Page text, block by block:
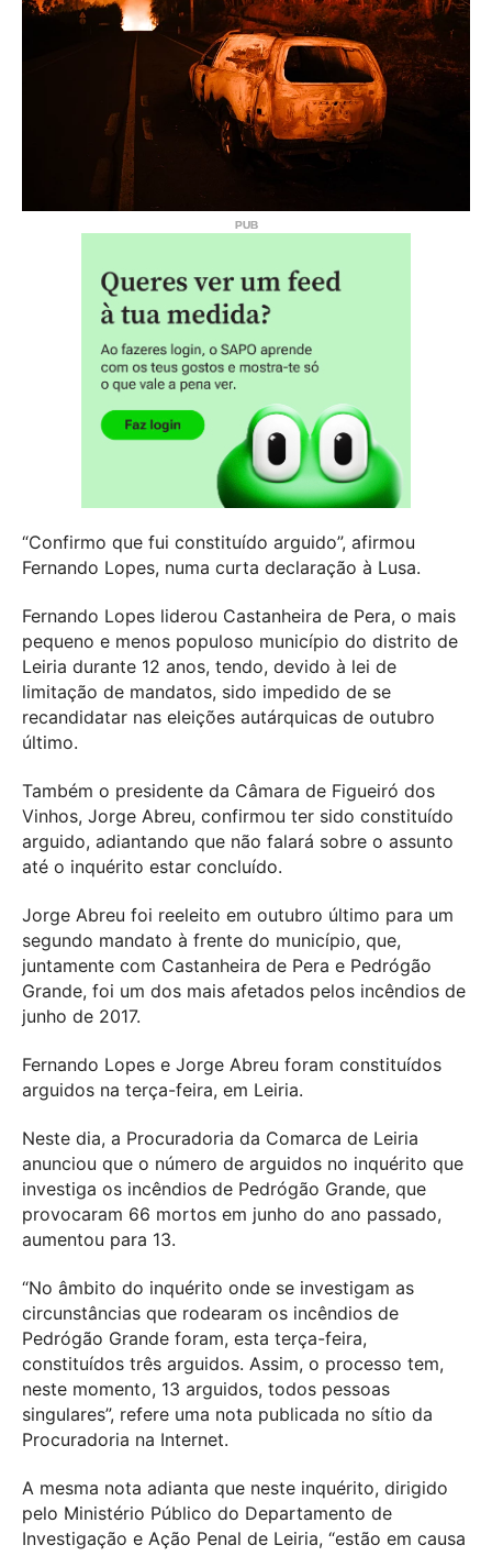
“Confirmo que fui constituído arguido”, afirmou
Fernando Lopes, numa curta declaração à Lusa.
Fernando Lopes liderou Castanheira de Pera, o mais
pequeno e menos populoso município do distrito de
Leiria durante 12 anos, tendo, devido à lei de
limitação de mandatos, sido impedido de se
recandidatar nas eleições autárquicas de outubro
último.
Também o presidente da Câmara de Figueiró dos
Vinhos, Jorge Abreu, confirmou ter sido constituído
arguido, adiantando que não falará sobre o assunto
até o inquérito estar concluído.
Jorge Abreu foi reeleito em outubro último para um
segundo mandato à frente do município, que,
juntamente com Castanheira de Pera e Pedrógão
Grande, foi um dos mais afetados pelos incêndios de
junho de 2017.
Fernando Lopes e Jorge Abreu foram constituídos
arguidos na terça-feira, em Leiria.
Neste dia, a Procuradoria da Comarca de Leiria
anunciou que o número de arguidos no inquérito que
investiga os incêndios de Pedrógão Grande, que
provocaram 66 mortos em junho do ano passado,
aumentou para 13.
“No âmbito do inquérito onde se investigam as
circunstâncias que rodearam os incêndios de
Pedrógão Grande foram, esta terça-feira,
constituídos três arguidos. Assim, o processo tem,
neste momento, 13 arguidos, todos pessoas
singulares”, refere uma nota publicada no sítio da
Procuradoria na Internet.
A mesma nota adianta que neste inquérito, dirigido
pelo Ministério Público do Departamento de
Investigação e Ação Penal de Leiria, “estão em causa